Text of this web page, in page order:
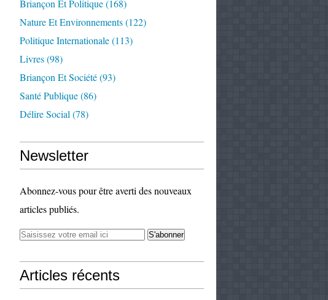
Briançon Et Politique(168)
Nature Et Environnements(122)
Politique Internationale(113)
Livres(98)
Briançon Et Société(93)
Santé Publique(86)
Délire Social (78)
Newsletter
Abonnez-vous pour être averti des nouveaux
articles publiés.
Articles récents